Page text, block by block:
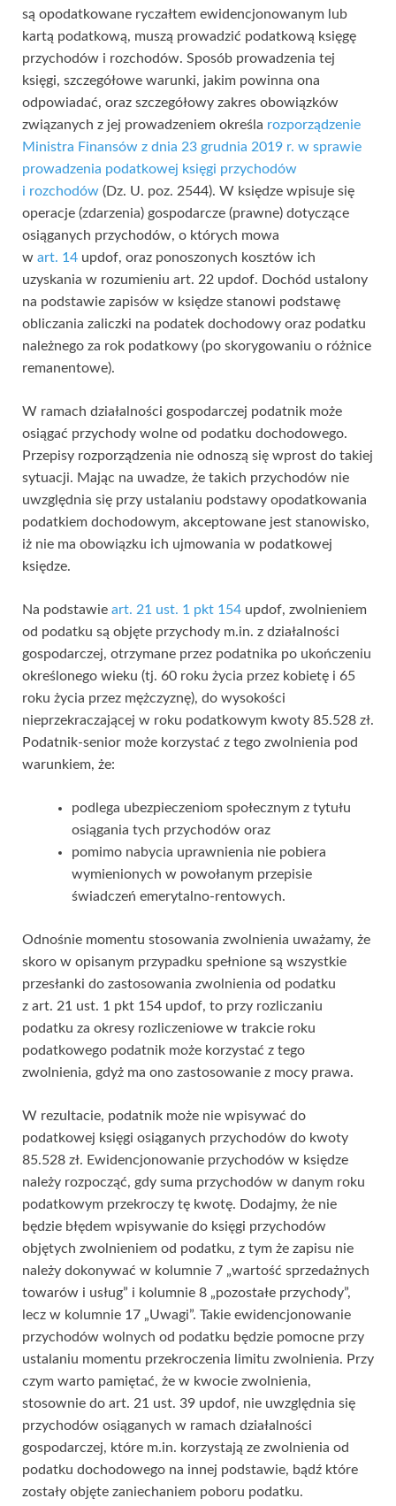
są opodatkowane ryczałtem ewidencjonowanym lub
kartą podatkową, muszą prowadzić podatkową księgę
przychodów i rozchodów. Sposób prowadzenia tej
księgi, szczegółowe warunki, jakim powinna ona
odpowiadać, oraz szczegółowy zakres obowiązków
związanych z jej prowadzeniem określa rozporządzenie
Ministra Finansów z dnia 23 grudnia 2019 r. w sprawie
prowadzenia podatkowej księgi przychodów
i rozchodów (Dz. U. poz. 2544). W księdze wpisuje się
operacje (zdarzenia) gospodarcze (prawne) dotyczące
osiąganych przychodów, o których mowa
w art. 14 updof, oraz ponoszonych kosztów ich
uzyskania w rozumieniu art. 22 updof. Dochód ustalony
na podstawie zapisów w księdze stanowi podstawę
obliczania zaliczki na podatek dochodowy oraz podatku
należnego za rok podatkowy (po skorygowaniu o różnice
remanentowe).
W ramach działalności gospodarczej podatnik może
osiągać przychody wolne od podatku dochodowego.
Przepisy rozporządzenia nie odnoszą się wprost do takiej
sytuacji. Mając na uwadze, że takich przychodów nie
uwzględnia się przy ustalaniu podstawy opodatkowania
podatkiem dochodowym, akceptowane jest stanowisko,
iż nie ma obowiązku ich ujmowania w podatkowej
księdze.
Na podstawie art. 21 ust. 1 pkt 154 updof, zwolnieniem
od podatku są objęte przychody m.in. z działalności
gospodarczej, otrzymane przez podatnika po ukończeniu
określonego wieku (tj. 60 roku życia przez kobietę i 65
roku życia przez mężczyznę), do wysokości
nieprzekraczającej w roku podatkowym kwoty 85.528 zł.
Podatnik-senior może korzystać z tego zwolnienia pod
warunkiem, że:
podlega ubezpieczeniom społecznym z tytułu
osiągania tych przychodów oraz
pomimo nabycia uprawnienia nie pobiera
wymienionych w powołanym przepisie
świadczeń emerytalno-rentowych.
Odnośnie momentu stosowania zwolnienia uważamy, że
skoro w opisanym przypadku spełnione są wszystkie
przesłanki do zastosowania zwolnienia od podatku
z art. 21 ust. 1 pkt 154 updof, to przy rozliczaniu
podatku za okresy rozliczeniowe w trakcie roku
podatkowego podatnik może korzystać z tego
zwolnienia, gdyż ma ono zastosowanie z mocy prawa.
W rezultacie, podatnik może nie wpisywać do
podatkowej księgi osiąganych przychodów do kwoty
85.528 zł. Ewidencjonowanie przychodów w księdze
należy rozpocząć, gdy suma przychodów w danym roku
podatkowym przekroczy tę kwotę. Dodajmy, że nie
będzie błędem wpisywanie do księgi przychodów
objętych zwolnieniem od podatku, z tym że zapisu nie
należy dokonywać w kolumnie 7 „wartość sprzedażnych
towarów i usług” i kolumnie 8 „pozostałe przychody”,
lecz w kolumnie 17 „Uwagi”. Takie ewidencjonowanie
przychodów wolnych od podatku będzie pomocne przy
ustalaniu momentu przekroczenia limitu zwolnienia. Przy
czym warto pamiętać, że w kwocie zwolnienia,
stosownie do art. 21 ust. 39 updof, nie uwzględnia się
przychodów osiąganych w ramach działalności
gospodarczej, które m.in. korzystają ze zwolnienia od
podatku dochodowego na innej podstawie, bądź które
zostały objęte zaniechaniem poboru podatku.